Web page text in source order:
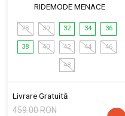
RIDEMODE MENACE
28 30 32 34 36
38 40 42 44 46
48
Livrare Gratuită
459.00 RON